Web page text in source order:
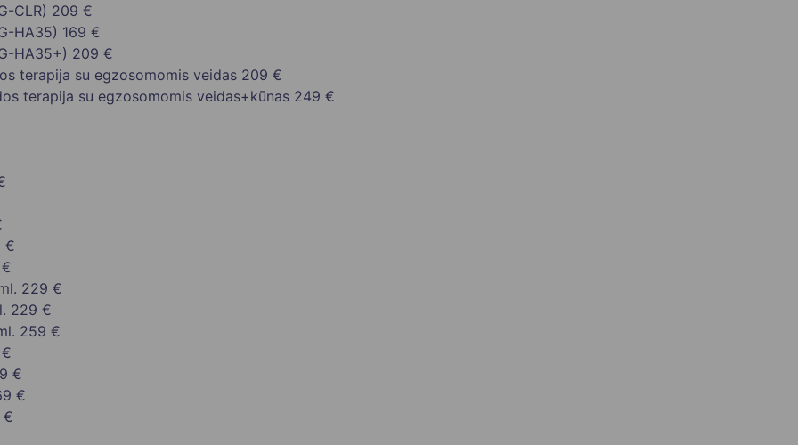
CLR) 209 €
HA35) 169 €
HA35+) 209 €
terapija su egzosomomis veidas 209 €
terapija su egzosomomis veidas+kūnas 249 €
€
229 €
229 €
259 €
€
€
€